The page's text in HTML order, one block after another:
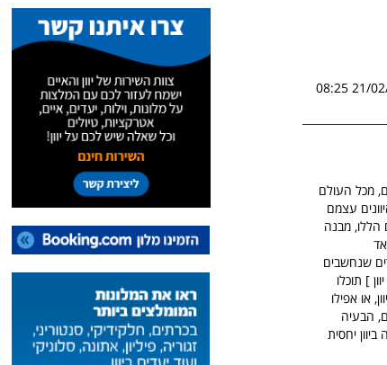
21/02/
מכל העולם
עצמם
הללו, מבנה
שנחשבים
] תוכלו
או אפילו
הבעיה
יחסית